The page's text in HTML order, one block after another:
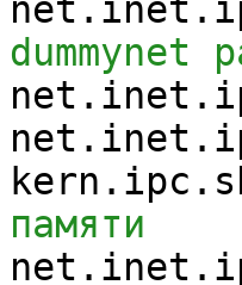
dummynet
памяти